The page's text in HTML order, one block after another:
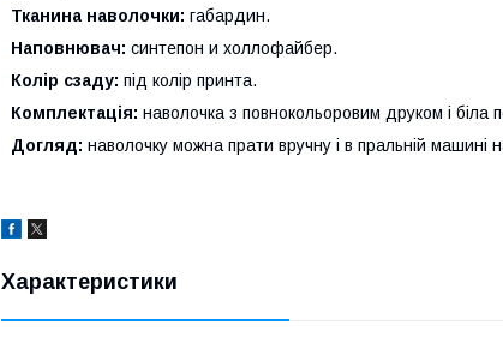
Тканина наволочки: габардин.
Наповнювач: синтепон и холлофайбер.
Колір сзаду: під колір принта.
Комплектація: наволочка з повнокольоровим друком і
Догляд: наволочку можна прати вручну і в пральній машині
Характеристики